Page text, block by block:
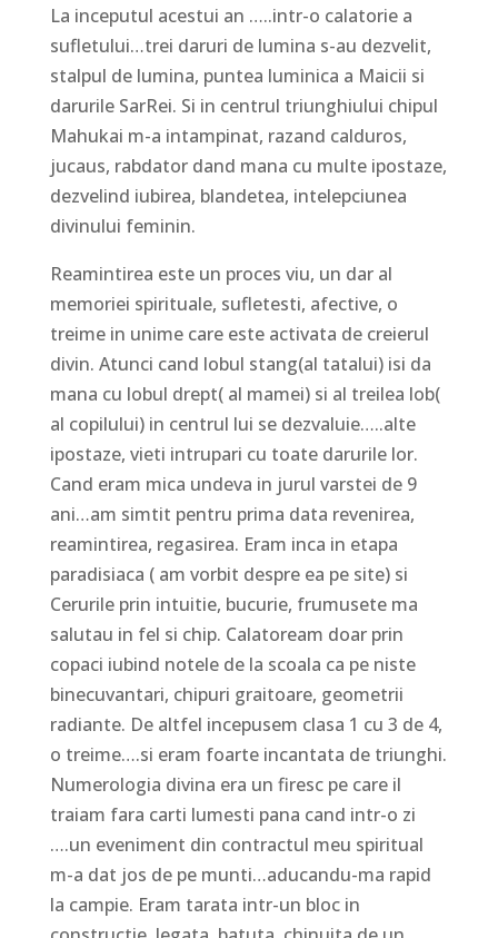
La inceputul acestui an …..intr-o calatorie a
sufletului…trei daruri de lumina s-au dezvelit,
stalpul de lumina, puntea luminica a Maicii si
darurile SarRei. Si in centrul triunghiului chipul
Mahukai m-a intampinat, razand calduros,
jucaus, rabdator dand mana cu multe ipostaze,
dezvelind iubirea, blandetea, intelepciunea
divinului feminin.
Reamintirea este un proces viu, un dar al
memoriei spirituale, sufletesti, afective, o
treime in unime care este activata de creierul
divin. Atunci cand lobul stang(al tatalui) isi da
mana cu lobul drept( al mamei) si al treilea lob(
al copilului) in centrul lui se dezvaluie…..alte
ipostaze, vieti intrupari cu toate darurile lor.
Cand eram mica undeva in jurul varstei de 9
ani…am simtit pentru prima data revenirea,
reamintirea, regasirea. Eram inca in etapa
paradisiaca ( am vorbit despre ea pe site) si
Cerurile prin intuitie, bucurie, frumusete ma
salutau in fel si chip. Calatoream doar prin
copaci iubind notele de la scoala ca pe niste
binecuvantari, chipuri graitoare, geometrii
radiante. De altfel incepusem clasa 1 cu 3 de 4,
o treime….si eram foarte incantata de triunghi.
Numerologia divina era un firesc pe care il
traiam fara carti lumesti pana cand intr-o zi
….un eveniment din contractul meu spiritual
m-a dat jos de pe munti…aducandu-ma rapid
la campie. Eram tarata intr-un bloc in